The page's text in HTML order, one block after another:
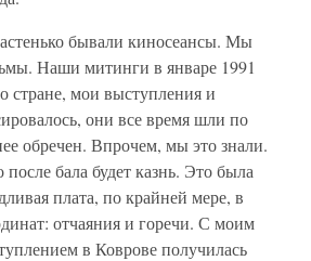
бывали киносеансы. Мы
Наши митинги в январе 1991
стране, мои выступления и
они все время шли по
обречен. Впрочем, мы это знали.
бала будет казнь. Это была
плата, по крайней мере, в
отчаяния и горечи. С моим
в Коврове получилась